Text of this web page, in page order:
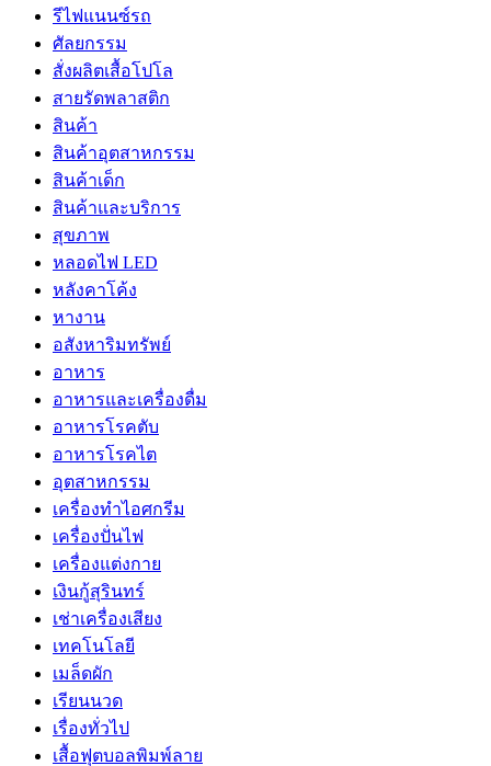
รีไฟแนนซ์รถ
ศัลยกรรม
สั่งผลิตเสื้อโปโล
สายรัดพลาสติก
สินค้า
สินค้าอุตสาหกรรม
สินค้าเด็ก
สินค้าและบริการ
สุขภาพ
หลอดไฟ LED
หลังคาโค้ง
หางาน
อสังหาริมทรัพย์
อาหาร
อาหารและเครื่องดื่ม
อาหารโรคตับ
อาหารโรคไต
อุตสาหกรรม
เครื่องทำไอศกรีม
เครื่องปั่นไฟ
เครื่องแต่งกาย
เงินกู้สุรินทร์
เช่าเครื่องเสียง
เทคโนโลยี
เมล็ดผัก
เรียนนวด
เรื่องทั่วไป
เสื้อฟุตบอลพิมพ์ลาย